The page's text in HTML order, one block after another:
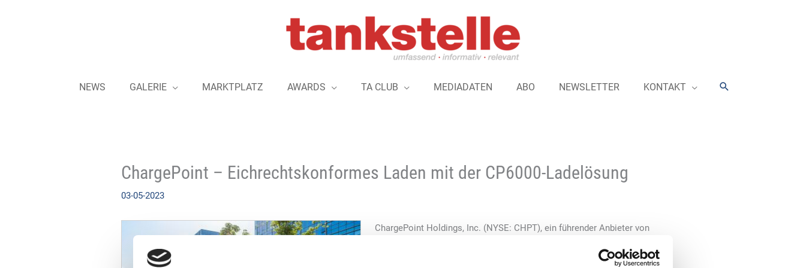
NEWS GALERIE MARKTPLATZ AWARDS TA CLUB MEDIADATEN ABO NEWSLETTER KONTAKT Suchen
ChargePoint – Eichrechtskonformes Laden mit der CP6000-Ladelösung
03-05-2023
ChargePoint Holdings, Inc. (NYSE: CHPT), ein führender Anbieter von
Ladelösung CP6000 den Anforderungen des Eichrechts entspricht. Die